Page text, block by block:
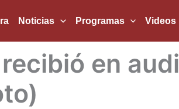
Noticias Programas Videos
en